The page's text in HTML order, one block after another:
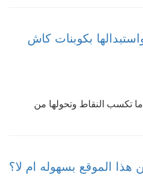
بكوبنات كاش
تكسب النقاط وتحولها من
الموقع بسهوله ام لا؟